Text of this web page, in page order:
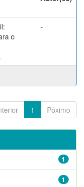
o
-
1 Póximo
1
1